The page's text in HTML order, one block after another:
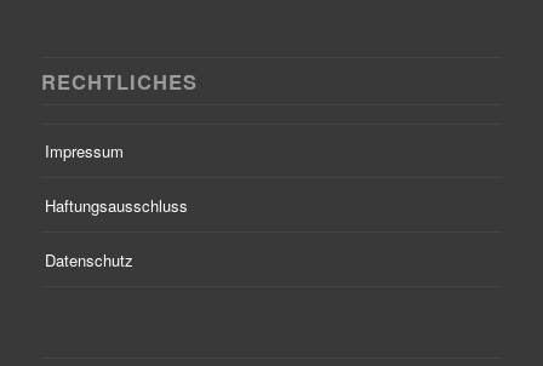
RECHTLICHES
Impressum
Haftungsausschluss
Datenschutz